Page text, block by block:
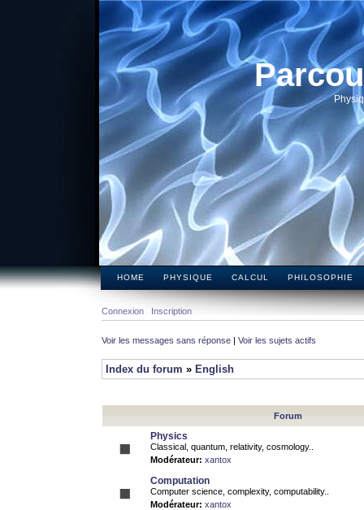
HOME PHYSIQUE CALCUL PHILOSOPHIE
Connexion Inscription
Voir les messages sans réponse | Voir les sujets actifs
Index du forum » English
Forum
Physics
Classical, quantum, relativity, cosmology..
Modérateur: xantox
Computation
Computer science, complexity, computability..
Modérateur: xantox